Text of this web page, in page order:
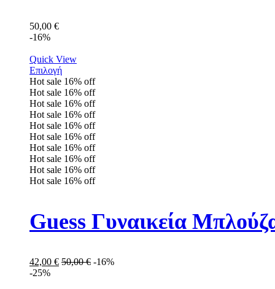
50,00 €
-16%
Quick View
Επιλογή
Hot sale 16% off
Hot sale 16% off
Hot sale 16% off
Hot sale 16% off
Hot sale 16% off
Hot sale 16% off
Hot sale 16% off
Hot sale 16% off
Hot sale 16% off
Hot sale 16% off
Guess Γυναικεία
42,00 € 50,00€ -16%
-25%